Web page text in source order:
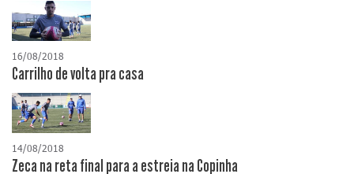
16/08/2018
Carrilho de volta pra casa
14/08/2018
Zeca na reta final para a estreia na Copinha